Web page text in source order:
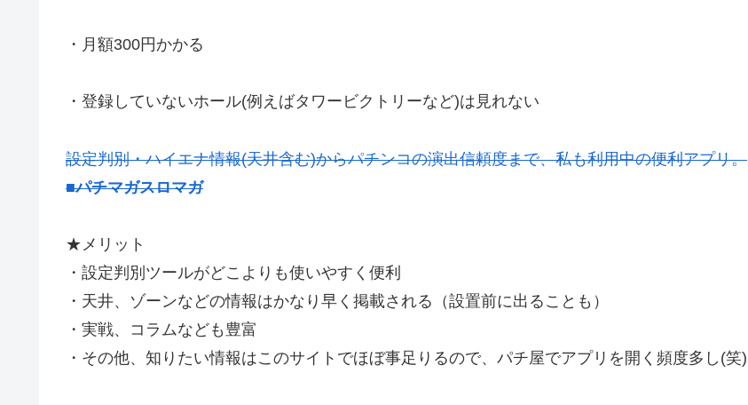
・月額300円かかる
・登録していないホール(例えばタワービクトリーなど)は見れない
設定判別・ハイエナ情報(天井含む)からパチンコの演出信頼度まで、私も利用中の便利アプリ。
■パチマガスロマガ
★メリット
・設定判別ツールがどこよりも使いやすく便利
・天井、ゾーンなどの情報はかなり早く掲載される（設置前に出ることも）
・実戦、コラムなども豊富
・その他、知りたい情報はこのサイトでほぼ事足りるので、パチ屋でアプリを開く頻度多し(笑)